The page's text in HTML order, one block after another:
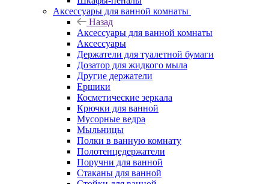
Аксессуары для ванной комнаты
Назад
Аксессуары для ванной комнаты
Аксессуары
Держатели для туалетной бумаги
Дозатор для жидкого мыла
Другие держатели
Ершики
Косметические зеркала
Крючки для ванной
Мусорные ведра
Мыльницы
Полки в ванную комнату
Полотенцедержатели
Поручни для ванной
Стаканы для ванной